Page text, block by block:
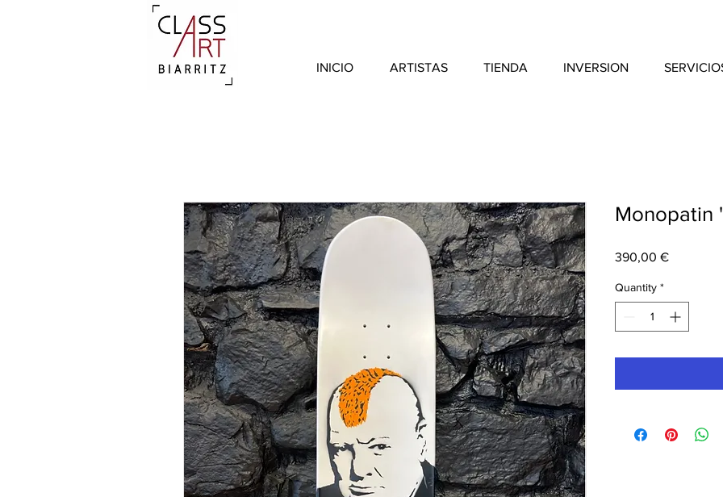
INICIO ARTISTAS TIENDA INVERSION
Monopatin
390,00 €Price
Quantity *